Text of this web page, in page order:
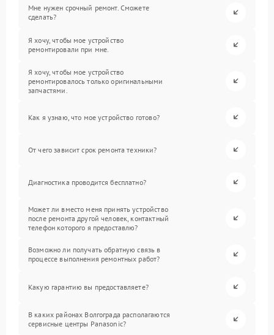
Мне нужен срочный ремонт. Сможете
сделать?
Я хочу, чтобы мое устройство
ремонтировали при мне.
Я хочу, чтобы мое устройство
ремонтировалось только оригинальными
запчастями.
Как я узнаю, что мое устройство готово?
От чего зависит срок ремонта техники?
Диагностика проводится бесплатно?
Может ли вместо меня принять устройство
после ремонта другой человек, контактный
телефон которого я предоставлю?
Возможно ли получать обратную связь в
процессе выполнения ремонтных работ?
Какую гарантию вы предоставляете?
В каких районах Волгограда располагаются
сервисные центры Panasonic?